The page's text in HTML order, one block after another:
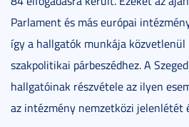
Parlament és más európai
így a hallgatók munkája
szakpolitikai párbeszédhez. A
hallgatóinak részvétele az ilyen
az intézmény nemzetközi jelenlétét